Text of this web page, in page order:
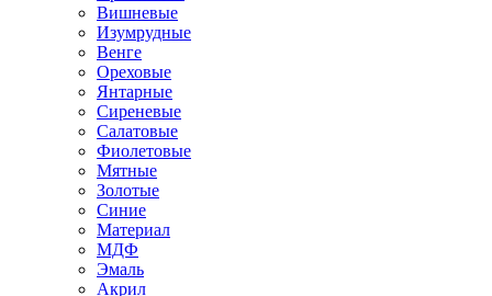
Вишневые
Изумрудные
Венге
Ореховые
Янтарные
Сиреневые
Салатовые
Фиолетовые
Мятные
Золотые
Синие
Материал
МДФ
Эмаль
Акрил